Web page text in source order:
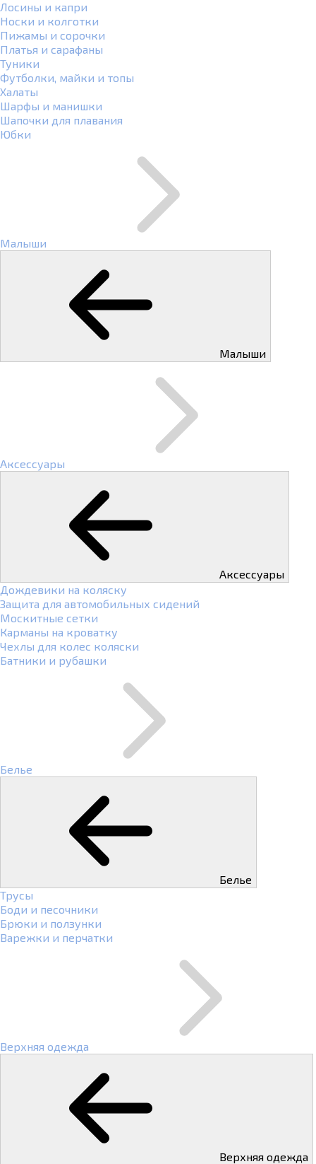
Лосины и капри
Носки и колготки
Пижамы и сорочки
Платья и сарафаны
Туники
Футболки, майки и топы
Халаты
Шарфы и манишки
Шапочки для плавания
Юбки
Малыши
Малыши
Аксессуары
Аксессуары
Дождевики на коляску
Защита для автомобильных сидений
Москитные сетки
Карманы на кроватку
Чехлы для колес коляски
Батники и рубашки
Белье
Белье
Трусы
Боди и песочники
Брюки и ползунки
Варежки и перчатки
Верхняя одежда
Верхняя одежда